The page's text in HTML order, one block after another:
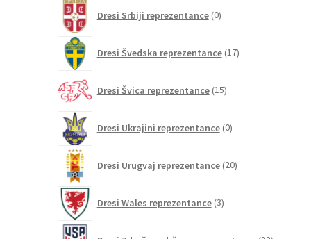
Dresi Srbiji reprezentance 0izdelkov
Dresi Švedska reprezentance 17izdelkov
Dresi Švica reprezentance 15izdelkov
Dresi Ukrajini reprezentance 0izdelkov
Dresi Urugvaj reprezentance 20izdelkov
Dresi Wales reprezentance 3izdelki